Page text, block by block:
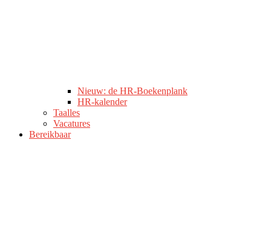
Nieuw: de HR-Boekenplank
HR-kalender
Taalles
Vacatures
Bereikbaar